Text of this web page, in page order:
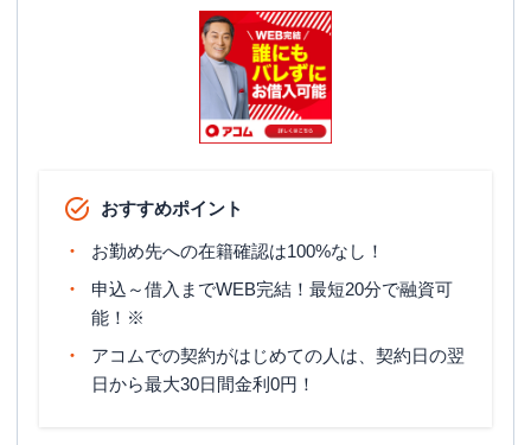
おすすめポイント
お勤め先への在籍確認は100%なし！
申込～借入までWEB完結！最短20分で融資可
能！※
アコムでの契約がはじめての人は、契約日の翌
日から最大30日間金利0円！